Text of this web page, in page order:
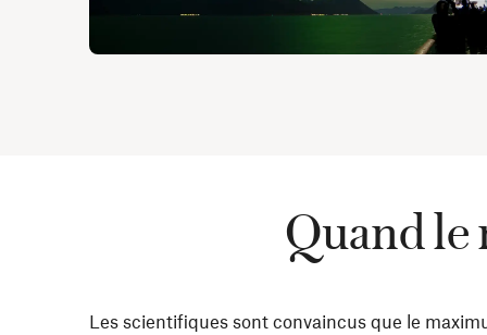
Quand
Les scientifiques sont convaincus que le